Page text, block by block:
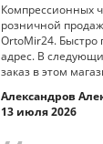
Компрессионных
розничной
OrtoMir24. Быстро
адрес. В
заказ в этом
Александров
13 июля 2026